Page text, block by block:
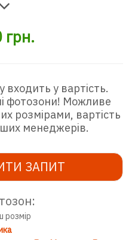
грн.
входить у вартість.
фотозони! Можливе
розмірами, вартість
менеджерів.
ЗАПИТ
розмір